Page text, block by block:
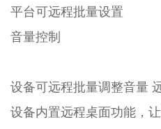
平台可远程批量设置
音量控制
设备可远程批量调整音量
设备内置远程桌面功能，